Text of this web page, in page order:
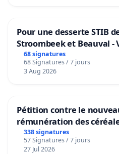
Pour une desserte STIB
Stroombeek et Beauval -
bediening van de wijken
Voor
68 signatures
68 Signatures / 7 jours
3 Aug 2026
Pétition contre le
rémunération des
granum basé sur la
338 signatures
57 Signatures / 7 jours
27 Jul 2026